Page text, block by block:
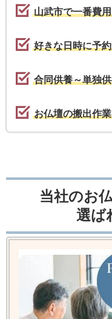
山武市で一番費
好きな日時に予
合同供養～単独
お仏壇の搬出作
当社のお
選ば